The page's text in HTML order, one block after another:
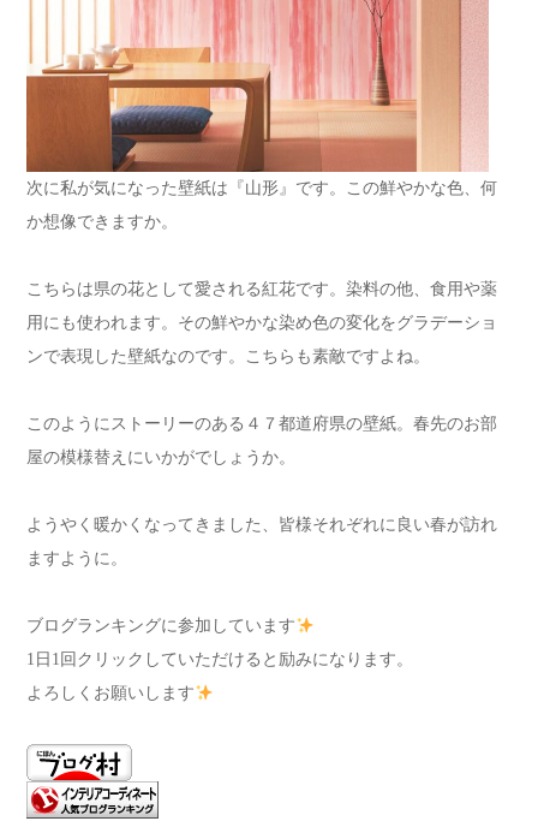
次に私が気になった壁紙は『山形』です。この鮮やかな色、何
か想像できますか。
こちらは県の花として愛される紅花です。染料の他、食用や薬
用にも使われます。その鮮やかな染め色の変化をグラデーショ
ンで表現した壁紙なのです。こちらも素敵ですよね。
このようにストーリーのある４７都道府県の壁紙。春先のお部
屋の模様替えにいかがでしょうか。
ようやく暖かくなってきました、皆様それぞれに良い春が訪れ
ますように。
ブログランキングに参加しています
1日1回クリックしていただけると励みになります。
よろしくお願いします